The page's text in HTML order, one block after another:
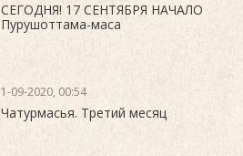
СЕГОДНЯ! 17 СЕНТЯБРЯ НАЧАЛО
Пурушоттама-маса
1-09-2020, 00:54
Чатурмасья. Третий месяц